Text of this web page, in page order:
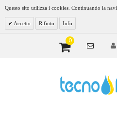
Questo sito utilizza i cookies. Continuando la
Accetto Rifiuto Info
0